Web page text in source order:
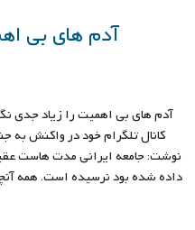
آدم های بی
آدم های بی اهمیت را زیاد جدی
کانال تلگرام خود در واکنش به
نوشت: جامعه ایرانی مدت هاست
داده شده بود نرسیده است. همه